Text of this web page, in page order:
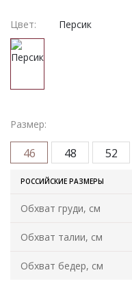
Халаты
Домашняя одежда
Женские
Жакеты женские
Комплекты
Футболки и блузки
Цвет: Персик
Размер:
46
РОССИЙСКИЕ РАЗМЕРЫ
Обхват груди, см
Обхват талии, см
Обхват бедер, см
48 52